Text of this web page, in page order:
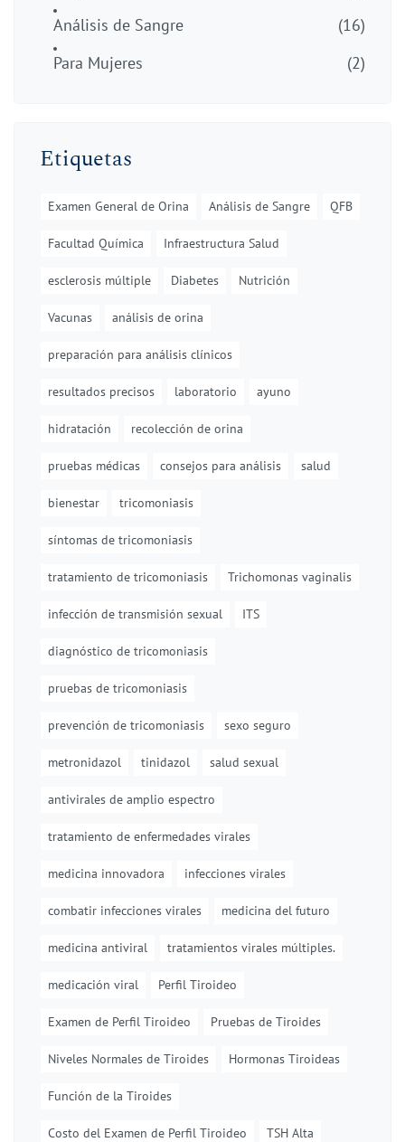
Análisis de Sangre
(16)
Para Mujeres
(2)
Etiquetas
Examen General de Orina Análisis de Sangre QFB
Facultad Química Infraestructura Salud
esclerosis múltiple Diabetes Nutrición
Vacunas análisis de orina
preparación para análisis clínicos
resultados precisos laboratorio ayuno
hidratación recolección de orina
pruebas médicas consejos para análisis salud
bienestar tricomoniasis
síntomas de tricomoniasis
tratamiento de tricomoniasis Trichomonas vaginalis
infección de transmisión sexual ITS
diagnóstico de tricomoniasis
pruebas de tricomoniasis
prevención de tricomoniasis sexo seguro
metronidazol tinidazol salud sexual
antivirales de amplio espectro
tratamiento de enfermedades virales
medicina innovadora infecciones virales
combatir infecciones virales medicina del futuro
medicina antiviral tratamientos virales múltiples.
medicación viral Perfil Tiroideo
Examen de Perfil Tiroideo Pruebas de Tiroides
Niveles Normales de Tiroides Hormonas Tiroideas
Función de la Tiroides
Costo del Examen de Perfil Tiroideo TSH Alta